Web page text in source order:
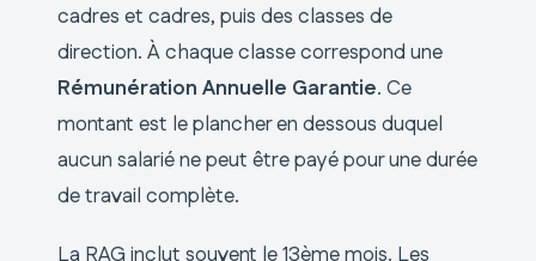
cadres et cadres, puis des classes de
direction. À chaque classe correspond une
Rémunération Annuelle Garantie. Ce
montant est le plancher en dessous duquel
aucun salarié ne peut être payé pour une durée
de travail complète.